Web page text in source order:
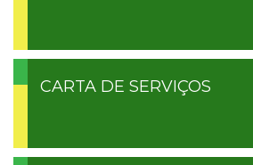
CARTA DE SERVIÇOS